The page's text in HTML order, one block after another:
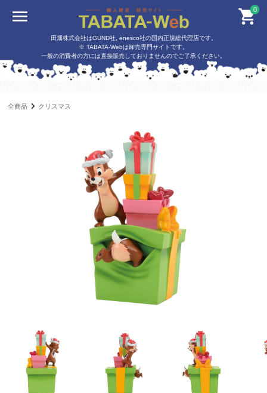
0
田畑株式会社はGUND社, enesco社の国内正規総代理店です。
※ TABATA-Webは卸売専門サイトです。
一般の消費者の方には直接販売しておりませんのでご了承ください。
全商品 クリスマス